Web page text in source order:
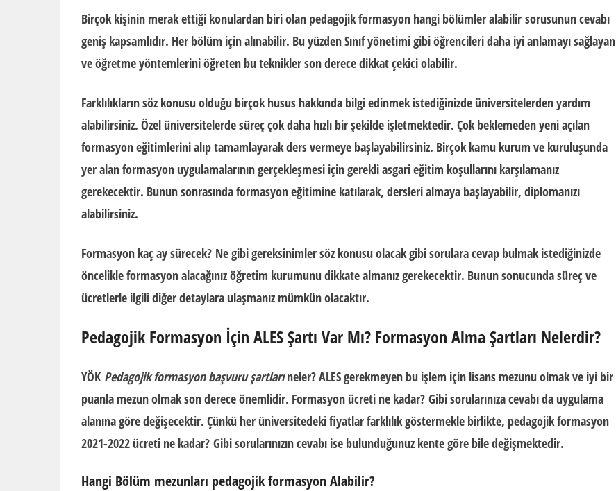
Birçok kişinin merak ettiği konulardan biri olan pedagojik formasyon hangi bölümler alabilir sorusunun cevabı
geniş kapsamlıdır. Her bölüm için alınabilir. Bu yüzden Sınıf yönetimi gibi öğrencileri daha iyi anlamayı sağlayan
ve öğretme yöntemlerini öğreten bu teknikler son derece dikkat çekici olabilir.
Farklılıkların söz konusu olduğu birçok husus hakkında bilgi edinmek istediğinizde üniversitelerden yardım
alabilirsiniz. Özel üniversitelerde süreç çok daha hızlı bir şekilde işletmektedir. Çok beklemeden yeni açılan
formasyon eğitimlerini alıp tamamlayarak ders vermeye başlayabilirsiniz. Birçok kamu kurum ve kuruluşunda
yer alan formasyon uygulamalarının gerçekleşmesi için gerekli asgari eğitim koşullarını karşılamanız
gerekecektir. Bunun sonrasında formasyon eğitimine katılarak, dersleri almaya başlayabilir, diplomanızı
alabilirsiniz.
Formasyon kaç ay sürecek? Ne gibi gereksinimler söz konusu olacak gibi sorulara cevap bulmak istediğinizde
öncelikle formasyon alacağınız öğretim kurumunu dikkate almanız gerekecektir. Bunun sonucunda süreç ve
ücretlerle ilgili diğer detaylara ulaşmanız mümkün olacaktır.
Pedagojik Formasyon İçin ALES Şartı Var Mı? Formasyon Alma Şartları Nelerdir?
YÖK Pedagojik formasyon başvuru şartlarıneler? ALES gerekmeyen bu işlem için lisans mezunu olmak ve iyi bir
puanla mezun olmak son derece önemlidir. Formasyon ücreti ne kadar? Gibi sorularınıza cevabı da uygulama
alanına göre değişecektir. Çünkü her üniversitedeki fiyatlar farklılık göstermekle birlikte, pedagojik formasyon
2021-2022 ücreti ne kadar? Gibi sorularınızın cevabı ise bulunduğunuz kente göre bile değişmektedir.
Hangi Bölüm mezunları pedagojik formasyon Alabilir?